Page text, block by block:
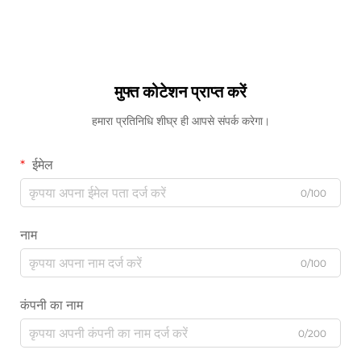
मुफ्त कोटेशन प्राप्त करें
हमारा प्रतिनिधि शीघ्र ही आपसे संपर्क करेगा।
ईमेल
0/100
नाम
0/100
कंपनी का नाम
0/200